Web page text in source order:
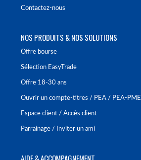
Contactez-nous
NOS PRODUITS & NOS SOLUTIONS
Offre bourse
Sélection EasyTrade
Offre 18-30 ans
Ouvrir un compte-titres / PEA / PEA-PME
Espace client / Accès client
Parrainage / Inviter un ami